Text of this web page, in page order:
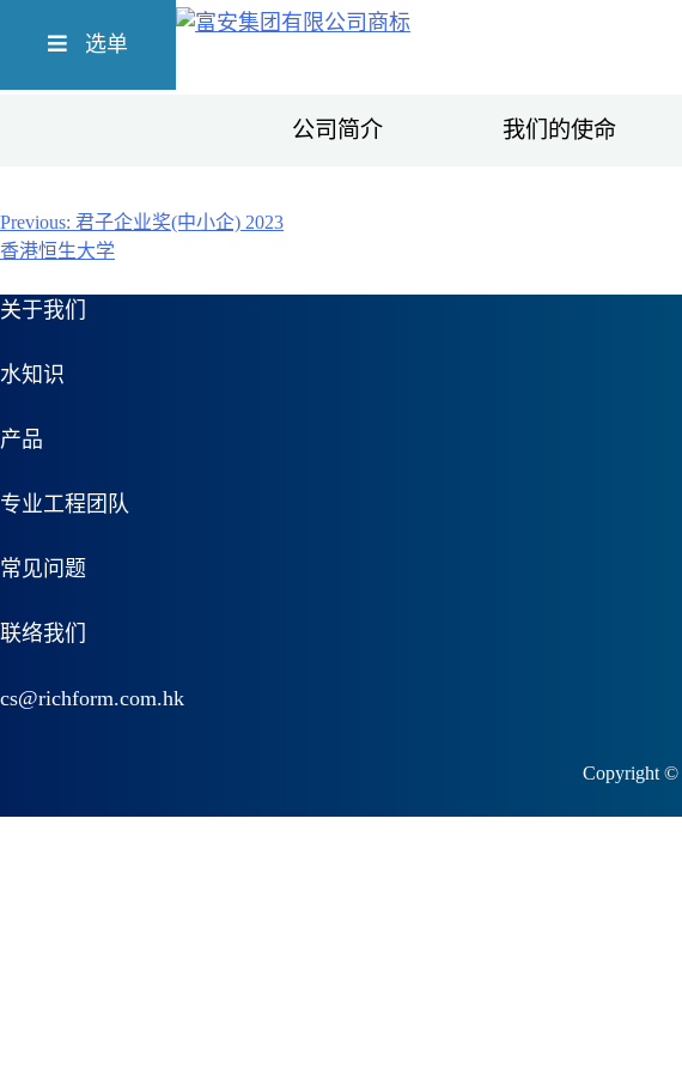
选单
公司简介 我们的使命
文
导
航
Previous: 君子企业奖(中小企) 2023
香港恒生大学
关于我们
水知识
产品
专业工程团队
常见问题
联络我们
cs@richform.com.hk
Copyright ©